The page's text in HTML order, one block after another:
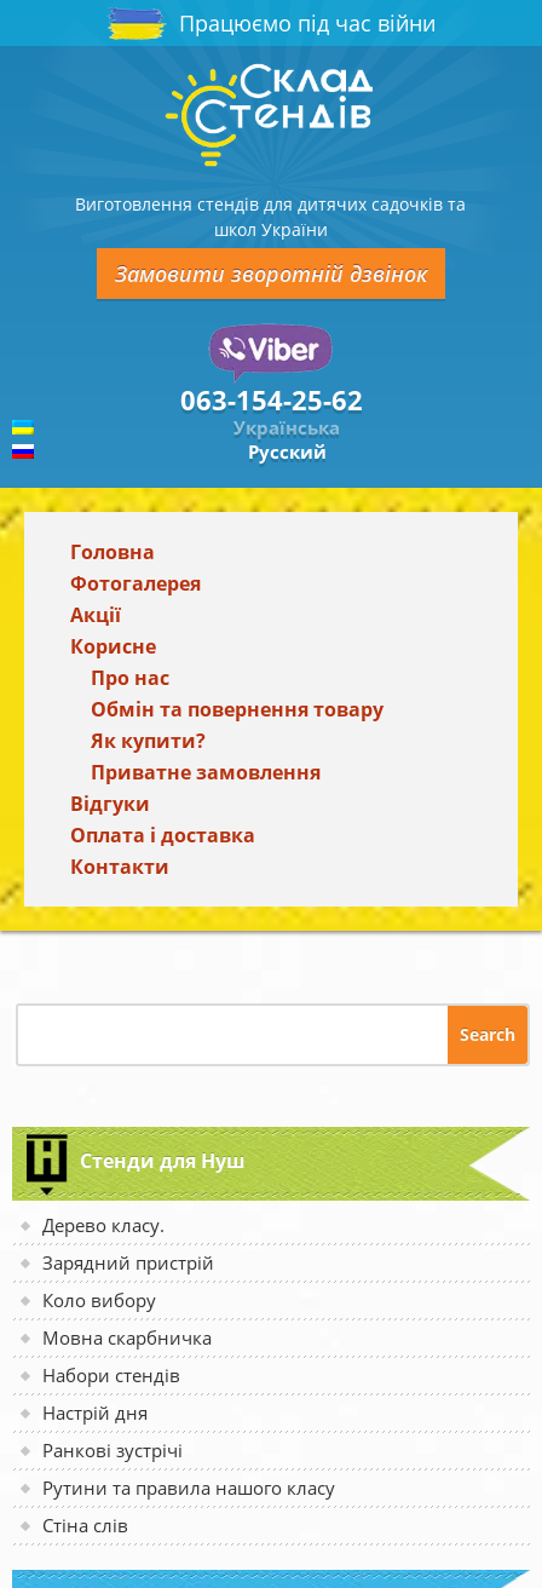
Працюємо під час війни
Виготовлення стендів для дитячих садочків та
школ України
Замовити зворотній дзвінок
063-154-25-62
Українська
Русский
Головна
Фотогалерея
Акції
Корисне
Про нас
Обмін та повернення товару
Як купити?
Приватне замовлення
Відгуки
Оплата і доставка
Контакти
Стенди для Нуш
Дерево класу.
Зарядний пристрій
Коло вибору
Мовна скарбничка
Набори стендів
Настрій дня
Ранкові зустрічі
Рутини та правила нашого класу
Стіна слів